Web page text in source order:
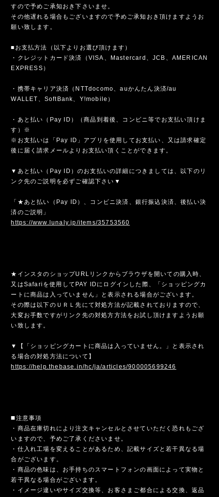
すので予めご承知おき下さいませ。
その他遅れる場合もございますので予めご承知おき頂けますようお
願い致します。
■お支払方法（以下よりお選び頂けます）
・クレジットカード決済（VISA、Mastercard、JCB、AMERICAN
EXPRESS）
・携帯キャリア決済（NTTdocomo、auかんたん決済/au
WALLET、SoftBank、Y!mobile）
・あと払い（Pay ID）（商品到着後、コンビニ等でお支払い頂けま
す）※
※お支払いは「Pay ID」アプリを使用してお支払い、又は請求確定
後に届く請求メールよりお支払い頂くことができます。
▼あと払い（Pay ID）のお支払いの詳細につきましては、以下のリ
ンク先のご説明を必ずご確認下さい▼
「★あと払い（Pay ID）、コンビニ決済、銀行振込決済、後払い決
済のご説明」
https://www.lunaly.jp/items/35753560
★インスタのショップURLリンクからブラウザを開いての購入時、
又はSafariを使用してPAY IDにログインした際、「ショッピングカ
ートに商品は入っていません」と表示される場合がございます。
その際は以下のＵＲＬ先にて対処方法が記載されておりますので、
大変お手数ですがリンク先の対処方方法をお試し頂けますようお願
い致します。
▼【「ショッピングカートに商品は入っていません。」と表示され
る場合の対処方法について】
https://help.thebase.in/hc/ja/articles/900005699246
◼️注意事項
・商品在庫切れにより注文キャンセルとさせていただく恐れもござ
いますので、予めご了承くださいませ。
・仕入れ工場を変えることがあるため、記載サイズと若干異なる場
合がございます。
・商品の色味は、お手持ちのスマートフォンの画面によって実物と
若干異なる場合がございます。
・イメージ違いやサイズ交換等、お客さまご都合による交換、返品